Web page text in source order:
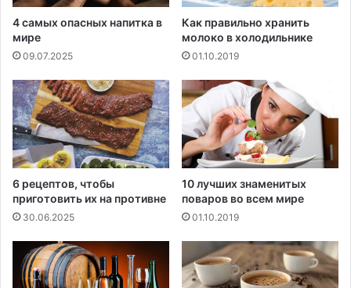
4 самых опасных напитка в
мире
09.07.2025
Как правильно хранить
молоко в холодильнике
01.10.2019
6 рецептов, чтобы
приготовить их на противне
30.06.2025
10 лучших знаменитых
поваров во всем мире
01.10.2019